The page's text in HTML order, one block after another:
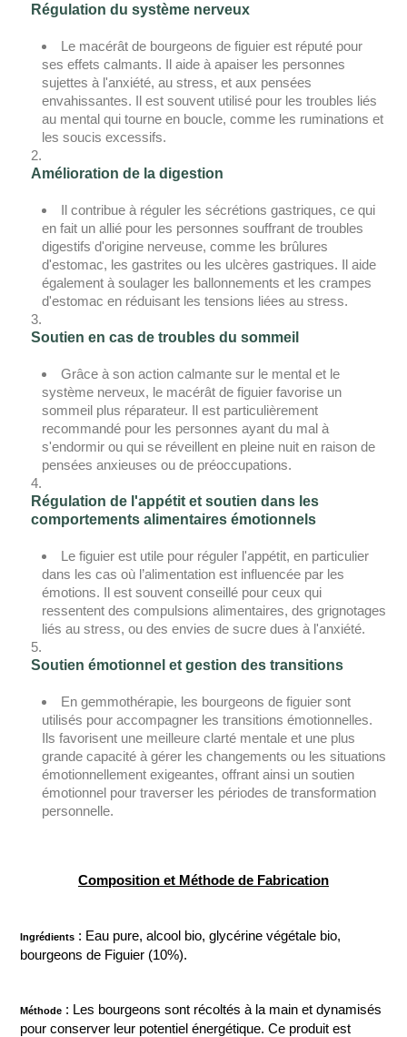
Régulation du système nerveux
Le macérât de bourgeons de figuier est réputé pour
ses effets calmants. Il aide à apaiser les personnes
sujettes à l'anxiété, au stress, et aux pensées
envahissantes. Il est souvent utilisé pour les troubles liés
au mental qui tourne en boucle, comme les ruminations et
les soucis excessifs.
Amélioration de la digestion
Il contribue à réguler les sécrétions gastriques, ce qui
en fait un allié pour les personnes souffrant de troubles
digestifs d'origine nerveuse, comme les brûlures
d'estomac, les gastrites ou les ulcères gastriques. Il aide
également à soulager les ballonnements et les crampes
d'estomac en réduisant les tensions liées au stress.
Soutien en cas de troubles du sommeil
Grâce à son action calmante sur le mental et le
système nerveux, le macérât de figuier favorise un
sommeil plus réparateur. Il est particulièrement
recommandé pour les personnes ayant du mal à
s'endormir ou qui se réveillent en pleine nuit en raison de
pensées anxieuses ou de préoccupations.
Régulation de l'appétit et soutien dans les
comportements alimentaires émotionnels
Le figuier est utile pour réguler l'appétit, en particulier
dans les cas où l’alimentation est influencée par les
émotions. Il est souvent conseillé pour ceux qui
ressentent des compulsions alimentaires, des grignotages
liés au stress, ou des envies de sucre dues à l'anxiété.
Soutien émotionnel et gestion des transitions
En gemmothérapie, les bourgeons de figuier sont
utilisés pour accompagner les transitions émotionnelles.
Ils favorisent une meilleure clarté mentale et une plus
grande capacité à gérer les changements ou les situations
émotionnellement exigeantes, offrant ainsi un soutien
émotionnel pour traverser les périodes de transformation
personnelle.
Composition et Méthode de Fabrication
Ingrédients : Eau pure, alcool bio, glycérine végétale bio,
bourgeons de Figuier (10%).
Méthode : Les bourgeons sont récoltés à la main et dynamisés
pour conserver leur potentiel énergétique. Ce produit est